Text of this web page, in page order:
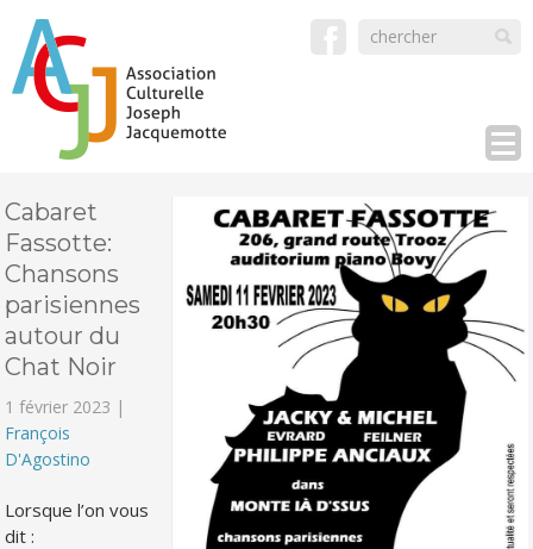
Cabaret
Fassotte:
Chansons
parisiennes
autour du
Chat Noir
1 février 2023 |
François
D'Agostino
Lorsque l’on vous
dit :